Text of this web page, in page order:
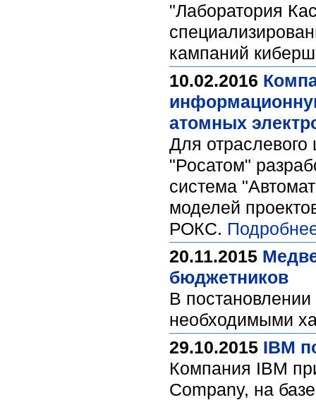
"Лаборатория
кампаний
10.02.2016
атомных
Для отраслевого
"Росатом"
система
моделей
РОКС.
20.11.2015
бюджетников
В
необходимыми
29.10.2015 IBM
Компания IBM
Company, на